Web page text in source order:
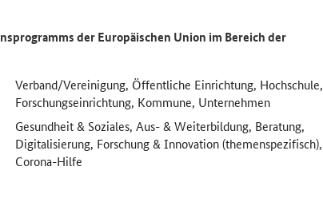
der Europäischen Union im Bereich der
Verband/Vereinigung, Öffentliche Einrichtung, Hochschule,
Forschungseinrichtung, Kommune, Unternehmen
Gesundheit & Soziales, Aus- & Weiterbildung, Beratung,
Digitalisierung, Forschung & Innovation (themenspezifisch),
Corona-Hilfe